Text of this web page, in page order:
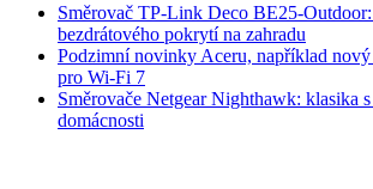
Směrovač TP-Link Deco BE25-
bezdrátového pokrytí na zahradu
Podzimní novinky Aceru, například
pro Wi-Fi 7
Směrovače Netgear Nighthawk: klasika
domácnosti